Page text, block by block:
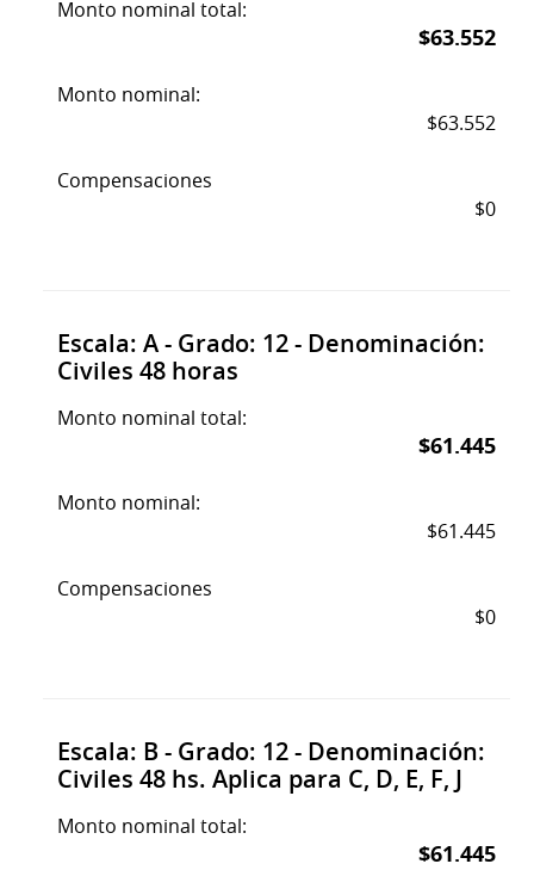
Monto nominal total:
$63.552
Monto nominal:
$63.552
Compensaciones
$0
Escala: A - Grado: 12 - Denominación:
Civiles 48 horas
Monto nominal total:
$61.445
Monto nominal:
$61.445
Compensaciones
$0
Escala: B - Grado: 12 - Denominación:
Civiles 48 hs. Aplica para C, D, E, F, J
Monto nominal total:
$61.445